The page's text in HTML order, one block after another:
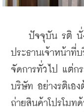
ปัจจุบัน รติ นั่งเ
ประธานเจ้าหน้าที่
จัดการทั่วไป แต่ก
บริษัท อย่างรติเอง
ถ่ายสินค้าโปรโมท